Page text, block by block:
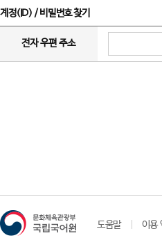
계정(ID) / 비밀번호 찾기
전자 우편 주소
도움말 이용